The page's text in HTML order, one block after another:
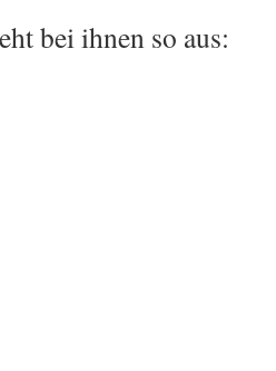
bei ihnen so aus: